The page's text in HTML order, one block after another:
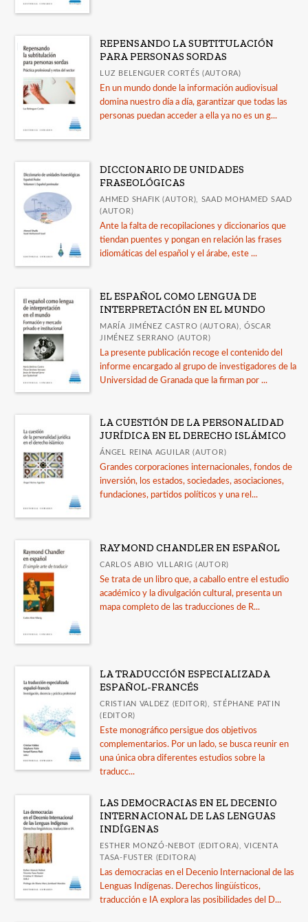
REPENSANDO LA SUBTITULACIÓN
PARA PERSONAS SORDAS
LUZ BELENGUER CORTÉS (AUTORA)
En un mundo donde la información audiovisual
domina nuestro día a día, garantizar que todas las
personas puedan acceder a ella ya no es un g...
DICCIONARIO DE UNIDADES
FRASEOLÓGICAS
AHMED SHAFIK (AUTOR), SAAD MOHAMED SAAD
(AUTOR)
Ante la falta de recopilaciones y diccionarios que
tiendan puentes y pongan en relación las frases
idiomáticas del español y el árabe, este ...
EL ESPAÑOL COMO LENGUA DE
INTERPRETACIÓN EN EL MUNDO
MARÍA JIMÉNEZ CASTRO (AUTORA), ÓSCAR
JIMÉNEZ SERRANO (AUTOR)
La presente publicación recoge el contenido del
informe encargado al grupo de investigadores de la
Universidad de Granada que la firman por ...
LA CUESTIÓN DE LA PERSONALIDAD
JURÍDICA EN EL DERECHO ISLÁMICO
ÁNGEL REINA AGUILAR (AUTOR)
Grandes corporaciones internacionales, fondos de
inversión, los estados, sociedades, asociaciones,
fundaciones, partidos políticos y una rel...
RAYMOND CHANDLER EN ESPAÑOL
CARLOS ABIO VILLARIG (AUTOR)
Se trata de un libro que, a caballo entre el estudio
académico y la divulgación cultural, presenta un
mapa completo de las traducciones de R...
LA TRADUCCIÓN ESPECIALIZADA
ESPAÑOL-FRANCÉS
CRISTIAN VALDEZ (EDITOR), STÉPHANE PATIN
(EDITOR)
Este monográfico persigue dos objetivos
complementarios. Por un lado, se busca reunir en
una única obra diferentes estudios sobre la
traducc...
LAS DEMOCRACIAS EN EL DECENIO
INTERNACIONAL DE LAS LENGUAS
INDÍGENAS
ESTHER MONZÓ-NEBOT (EDITORA), VICENTA
TASA-FUSTER (EDITORA)
Las democracias en el Decenio Internacional de las
Lenguas Indígenas. Derechos lingüísticos,
traducción e IA explora las posibilidades del D...